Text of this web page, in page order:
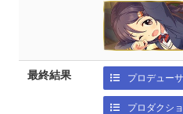
最終結果 プロデュー
プロダクシ